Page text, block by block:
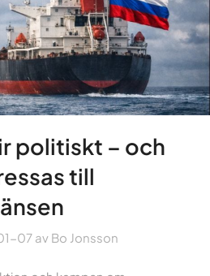
politiskt – och
till
07 av Bo Jonsson